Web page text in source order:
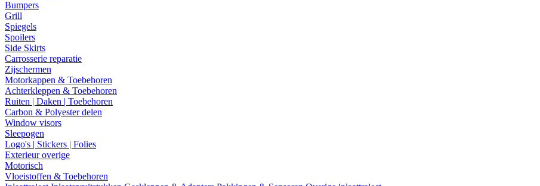
Bumpers
Grill
Spiegels
Spoilers
Side Skirts
Carrosserie reparatie
Zijschermen
Motorkappen & Toebehoren
Achterkleppen & Toebehoren
Ruiten | Daken | Toebehoren
Carbon & Polyester delen
Window visors
Sleepogen
Logo's | Stickers | Folies
Exterieur overige
Motorisch
Vloeistoffen & Toebehoren